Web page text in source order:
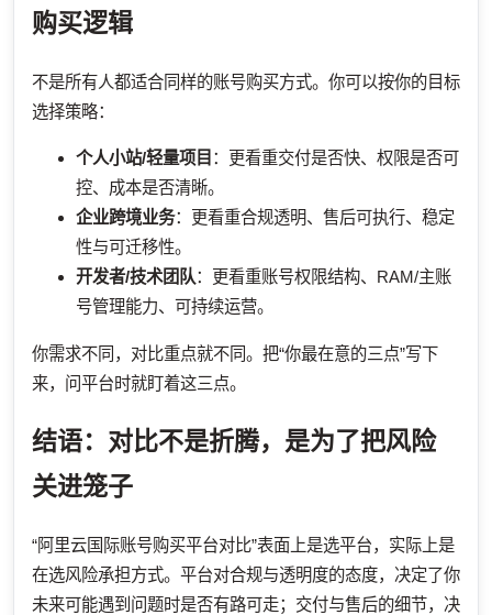
购买逻辑
不是所有人都适合同样的账号购买方式。你可以按你的目标
选择策略：
个人小站/轻量项目 ：更看重交付是否快、权限是否可
控、成本是否清晰。
企业跨境业务：更看重合规透明、售后可执行、稳定
性与可迁移性。
开发者/技术团队：更看重账号权限结构、RAM/主账
号管理能力、可持续运营。
你需求不同，对比重点就不同。把“你最在意的三点”写下
来，问平台时就盯着这三点。
结语：对比不是折腾，是为了把风险
关进笼子
“阿里云国际账号购买平台对比”表面上是选平台，实际上是
在选风险承担方式。平台对合规与透明度的态度，决定了你
未来可能遇到问题时是否有路可走；交付与售后的细节，决